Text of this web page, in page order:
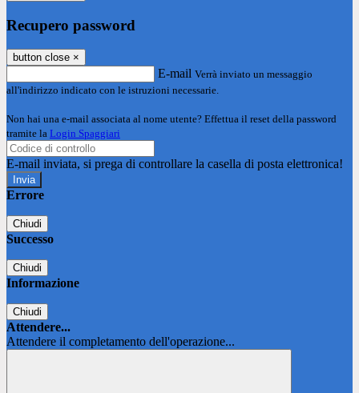
Recupero password
button close ×
E-mail Verrà inviato un messaggio
all'indirizzo indicato con le istruzioni necessarie.
Non hai una e-mail associata al nome utente? Effettua il reset della password
tramite la Login Spaggiari
E-mail inviata, si prega di controllare la casella di posta elettronica!
Errore
Chiudi
Successo
Chiudi
Informazione
Chiudi
Attendere...
Attendere il completamento dell'operazione...